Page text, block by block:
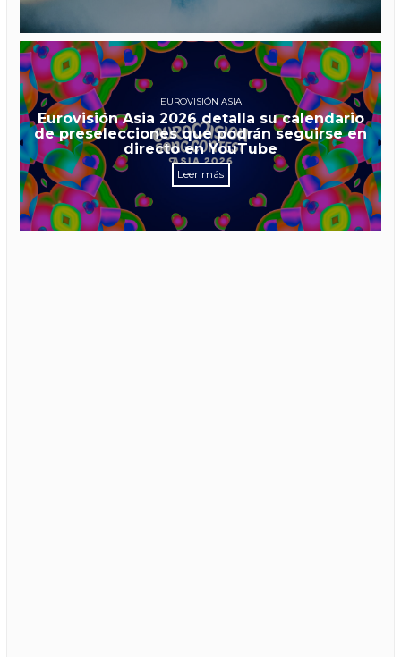
EUROVISIÓN ASIA
Eurovisión Asia 2026 detalla su calendario
de preselecciones que podrán seguirse en
directo en YouTube
Leer más